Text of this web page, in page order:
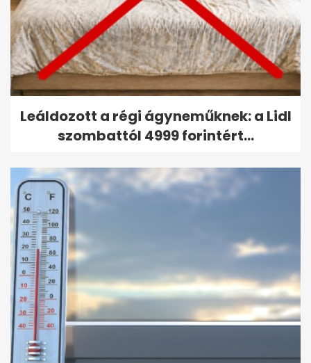
Leáldozott a régi ágyneműknek: a Lidl
szombattól 4999 forintért...